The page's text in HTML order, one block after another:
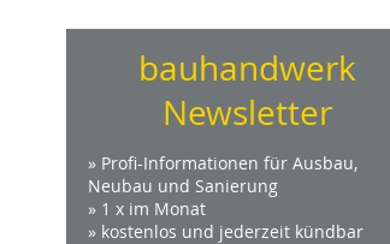
bauhandwerk
Newsletter
» Profi-Informationen für Ausbau,
Neubau und Sanierung
» 1 x im Monat
» kostenlos und jederzeit kündbar